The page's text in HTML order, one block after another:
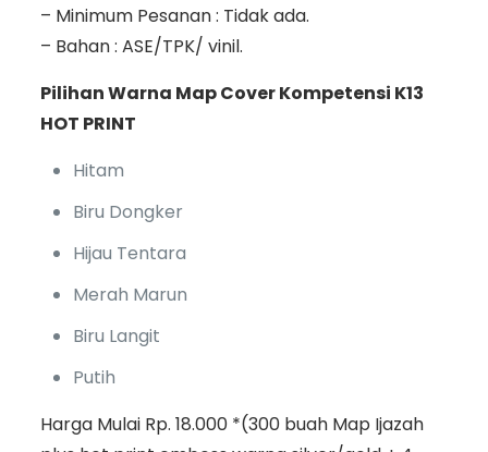
– Minimum Pesanan : Tidak ada.
– Bahan : ASE/TPK/ vinil.
Pilihan Warna Map Cover Kompetensi K13
HOT PRINT
Hitam
Biru Dongker
Hijau Tentara
Merah Marun
Biru Langit
Putih
Harga Mulai Rp. 18.000 *(300 buah Map Ijazah